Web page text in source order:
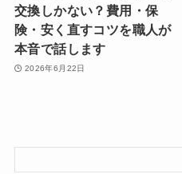
交換しかない？費用・保
険・安く直すコツを職人が
本音で話します
2026年6月22日